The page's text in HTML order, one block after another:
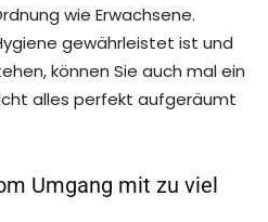
wie Erwachsene.
gewährleistet ist und
können Sie auch mal ein
alles perfekt aufgeräumt
Umgang mit zu viel